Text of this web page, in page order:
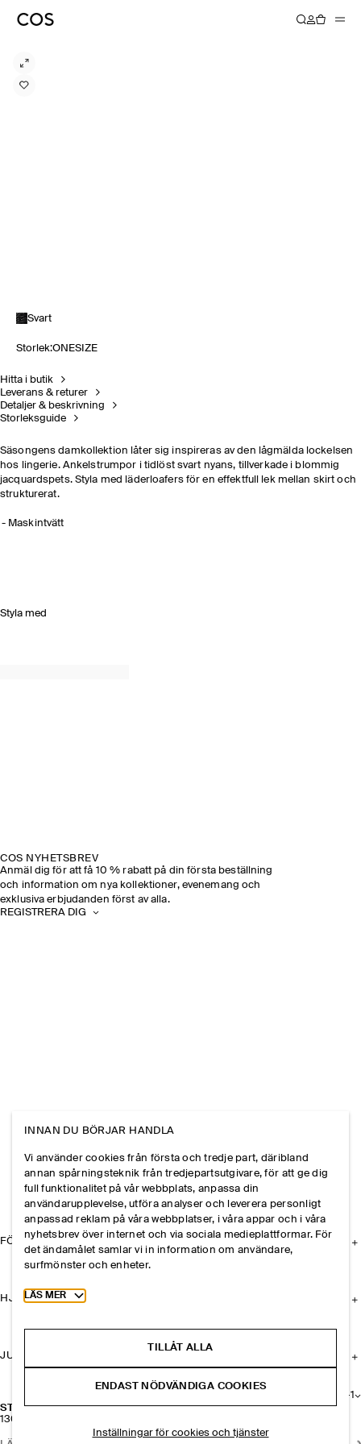
Svart
Storlek:ONESIZE
Hitta i butik
Leverans & returer
Detaljer & beskrivning
Storleksguide
Säsongens damkollektion låter sig inspireras av den lågmälda lockelsen
hos lingerie. Ankelstrumpor i tidlöst svart nyans, tillverkade i blommig
jacquardspets. Styla med läderloafers för en effektfull lek mellan skirt och
strukturerat.
Maskintvätt
Styla med
STRUMPOR I BLOMMIG JACQUARDSPETS
130 kr
+1
COS NYHETSBREV
Anmäl dig för att få 10 % rabatt på din första beställning
och information om nya kollektioner, evenemang och
exklusiva erbjudanden först av alla.
REGISTRERA DIG
FÖRETAGET
HJÄLP
JURIDISK INFORMATION
INNAN DU BÖRJAR HANDLA
Vi använder cookies från första och tredje part, däribland
annan spårningsteknik från tredjepartsutgivare, för att ge dig
full funktionalitet på vår webbplats, anpassa din
användarupplevelse, utföra analyser och leverera personligt
anpassad reklam på våra webbplatser, i våra appar och i våra
nyhetsbrev över internet och via sociala medieplattformar. För
det ändamålet samlar vi in information om användare,
surfmönster och enheter.
Toggle more cookie information
LÄS MER
TILLÅT ALLA
ENDAST NÖDVÄNDIGA COOKIES
Inställningar för cookies och tjänster